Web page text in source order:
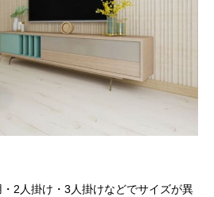
2人掛け・3人掛けなどでサイズが異